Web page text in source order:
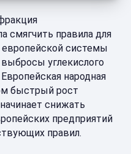
смягчить правила для
системы
углекислого
народная
быстрый рост
снижать
предприятий
правил.